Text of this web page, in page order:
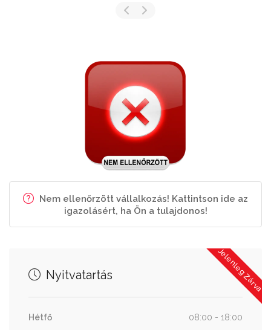
Nem ellenőrzött vállalkozás! Kattintson ide az
igazolásért, ha Ön a tulajdonos!
Jelenleg Zárva
Nyitvatartás
Hétfő
08:00 - 18:00